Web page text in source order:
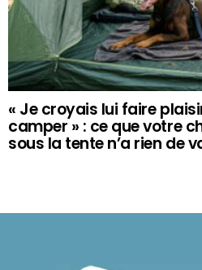
« Je croyais lui faire
camper » : ce que votre
sous la tente n’a rien de